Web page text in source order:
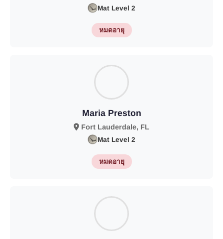
Mat Level 2
หมดอายุ
Maria Preston
Fort Lauderdale, FL
Mat Level 2
หมดอายุ